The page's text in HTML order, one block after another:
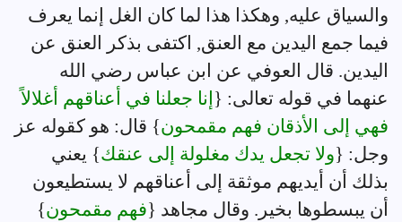
والسياق عليه, وهكذا هذا لما كان الغل إنما يعرف
فيما جمع اليدين مع العنق, اكتفى بذكر العنق عن
اليدين. قال العوفي عن ابن عباس رضي الله
عنهما في قوله تعالى: { إنا جعلنا في أعناقهم أغلالاً
فهي إلى الأذقان فهم مقمحون} قال: هو كقوله عز
وجل: {ولا تجعل يدك مغلولة إلى عنقك} يعني
بذلك أن أيديهم موثقة إلى أعناقهم لا يستطيعون
أن يبسطوها بخير. وقال مجاهد {فهم مقمحون}